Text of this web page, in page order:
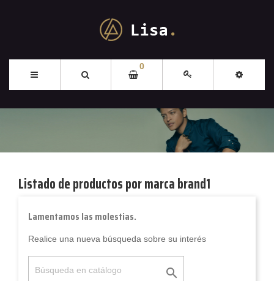
0
Listado de productos por marca brand1
Lamentamos las molestias.
Realice una nueva búsqueda sobre su interés
